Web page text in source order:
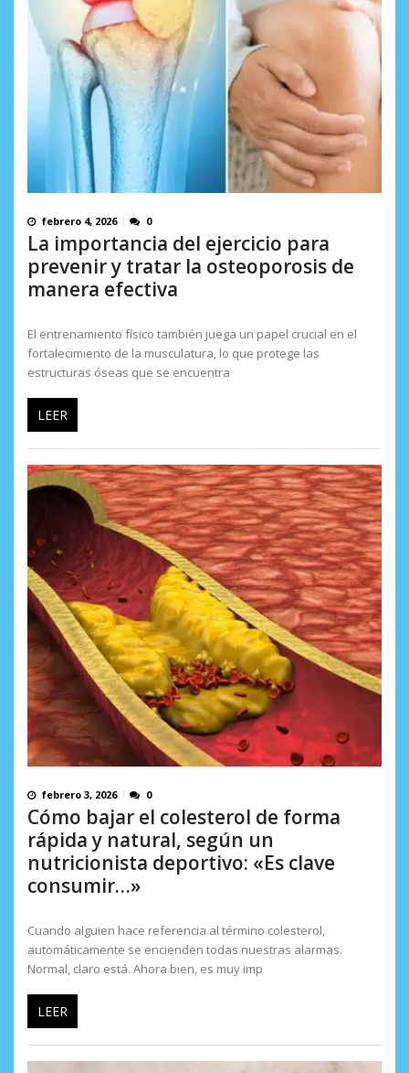
febrero 4, 2026 0
La importancia del ejercicio para
prevenir y tratar la osteoporosis de
manera efectiva
El entrenamiento físico también juega un papel crucial en el
fortalecimiento de la musculatura, lo que protege las
estructuras óseas que se encuentra
LEER
febrero 3, 2026 0
Cómo bajar el colesterol de forma
rápida y natural, según un
nutricionista deportivo: «Es clave
consumir…»
Cuando alguien hace referencia al término colesterol,
automáticamente se encienden todas nuestras alarmas.
Normal, claro está. Ahora bien, es muy imp
LEER